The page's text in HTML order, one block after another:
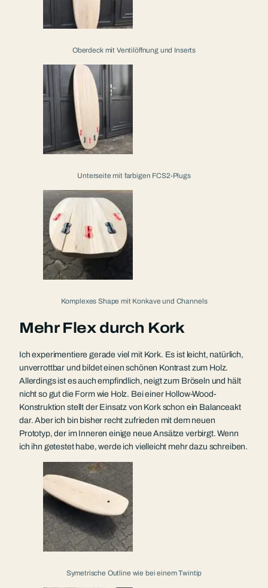
Oberdeck mit Ventilöffnung und Inserts
Unterseite mit farbigen FCS2-Plugs
Komplexes Shape mit Konkave und Channels
Mehr Flex durch Kork
Ich experimentiere gerade viel mit Kork. Es ist leicht, natürlich,
unverrottbar und bildet einen schönen Kontrast zum Holz.
Allerdings ist es auch empfindlich, neigt zum Bröseln und hält
nicht so gut die Form wie Holz. Bei einer Hollow-Wood-
Konstruktion stellt der Einsatz von Kork schon ein Balanceakt
dar. Aber ich bin bisher recht zufrieden mit dem neuen
Prototyp, der im Inneren einige neue Ansätze verbirgt. Wenn
ich ihn getestet habe, werde ich vielleicht mehr dazu schreiben.
Symetrische Outline wie bei einem Twintip